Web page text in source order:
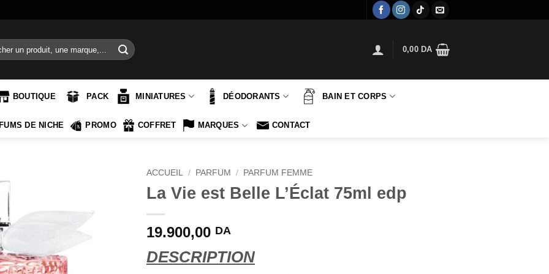
0,00 DA
BOUTIQUE PACK MINIATURES DÉODORANTS BAIN ET CORPS
DE NICHE PROMO COFFRET MARQUES CONTACT
ACCUEIL / PARFUM / PARFUM FEMME
La Vie est Belle L’Éclat 75ml edp
19.900,00 DA
DESCRIPTION